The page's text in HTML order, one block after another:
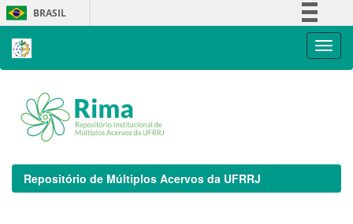
Skip
navigation
BRASIL
Repositório de Múltiplos Acervos da UFRRJ